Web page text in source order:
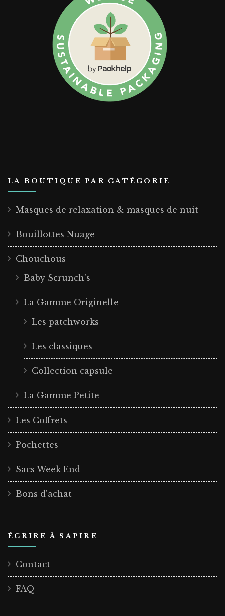
LA BOUTIQUE PAR CATÉGORIE
Masques de relaxation & masques de nuit
Bouillottes Nuage
Chouchous
Baby Scrunch's
La Gamme Originelle
Les patchworks
Les classiques
Collection capsule
La Gamme Petite
Les Coffrets
Pochettes
Sacs Week End
Bons d'achat
ÉCRIRE À SAPIRE
Contact
FAQ